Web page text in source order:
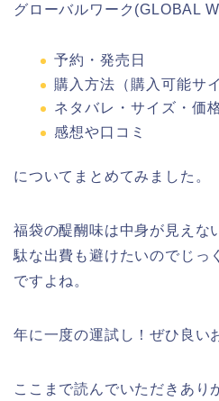
グローバルワーク(GLOBAL
予約・発売日
購入方法（購入可能サ
ネタバレ・サイズ・価
感想や口コミ
についてまとめてみました。
福袋の醍醐味は中身が見えな
駄な出費も避けたいのでじっ
ですよね。
年に一度の運試し！ぜひ良い
ここまで読んでいただきあり